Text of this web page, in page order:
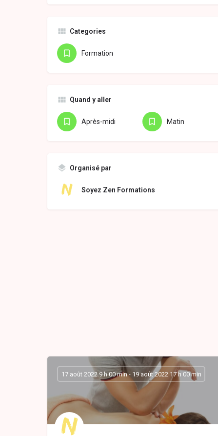
Categories
Formation
Quand y aller
Après-midi
Matin
Organisé par
Soyez Zen Formations
17 août 2022 9 h 00 min - 19 août 2022 17 h 00 min